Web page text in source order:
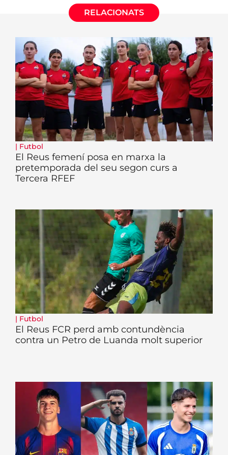
RELACIONATS
| Futbol
El Reus femení posa en marxa la
pretemporada del seu segon curs a
Tercera RFEF
| Futbol
El Reus FCR perd amb contundència
contra un Petro de Luanda molt superior